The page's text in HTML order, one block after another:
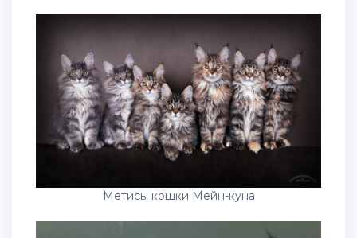
Метисы кошки Мейн-куна